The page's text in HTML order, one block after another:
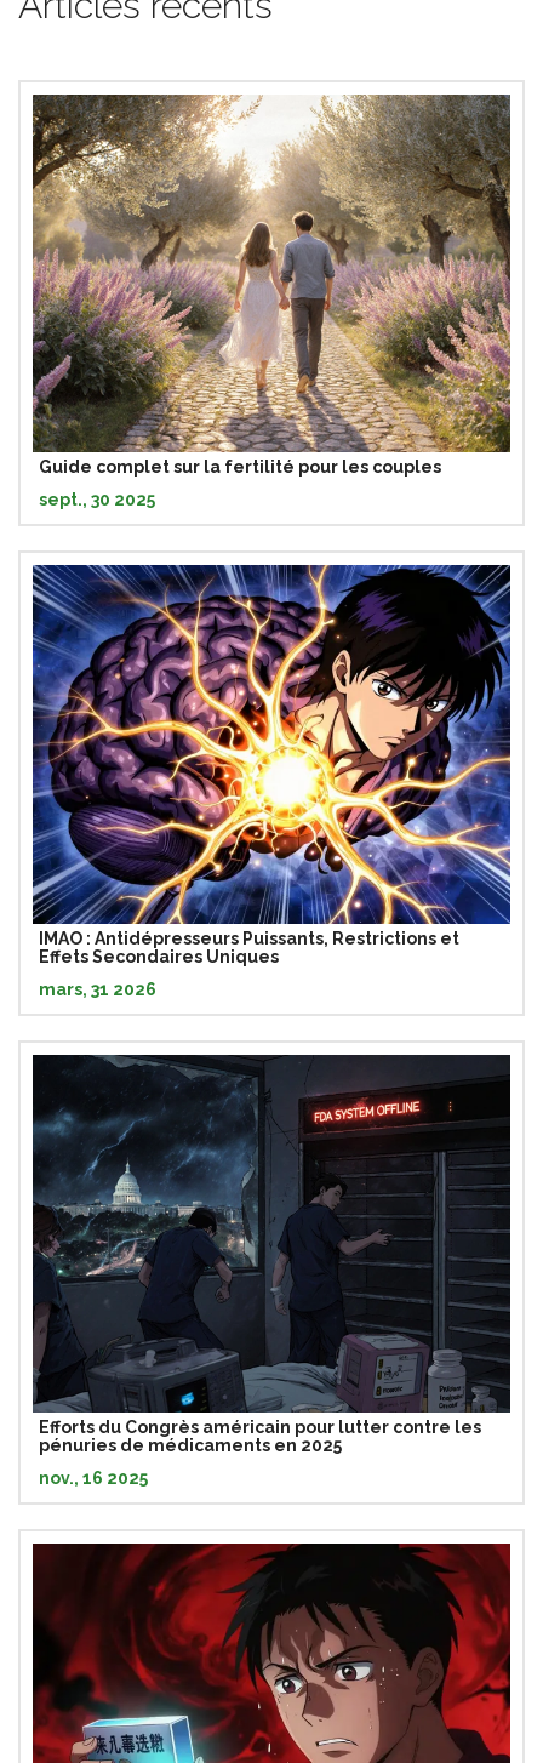
Guide complet sur la fertilité pour les couples
sept., 30 2025
IMAO : Antidépresseurs Puissants, Restrictions et
Effets Secondaires Uniques
mars, 31 2026
Efforts du Congrès américain pour lutter contre les
pénuries de médicaments en 2025
nov., 16 2025